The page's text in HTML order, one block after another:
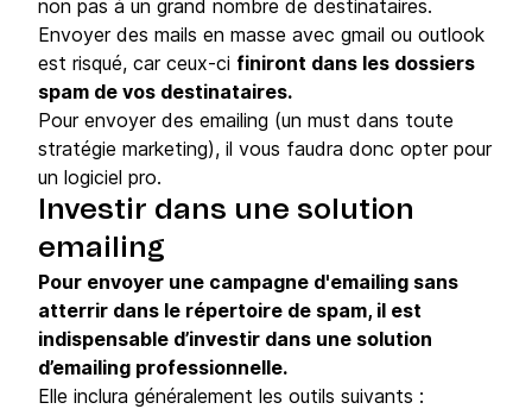
non pas à un grand nombre de destinataires.
Envoyer des mails en masse avec gmail ou outlook
est risqué, car ceux-ci finiront dans les dossiers
spam de vos destinataires.
Pour envoyer des emailing (un must dans toute
stratégie marketing), il vous faudra donc opter pour
un logiciel pro.
Investir dans une solution
emailing
Pour envoyer une campagne d'emailing sans
atterrir dans le répertoire de spam, il est
indispensable d’investir dans une solution
d’emailing professionnelle.
Elle inclura généralement les outils suivants :